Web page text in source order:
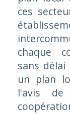
ces
chaque
sans
un plan
l'avis de